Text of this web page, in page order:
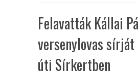
Felavatták Kállai
versenylovas sírját
úti Sírkertben